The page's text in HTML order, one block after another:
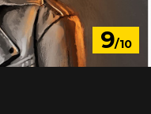
9/10